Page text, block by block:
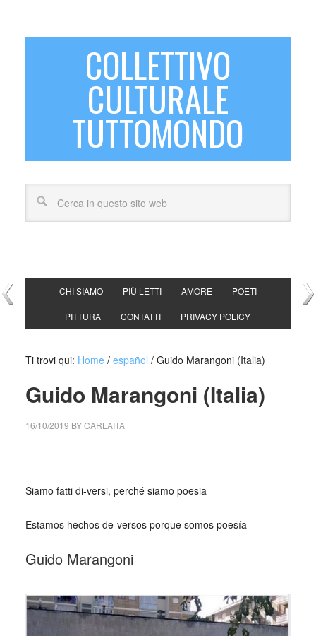
COLLETTIVO
CULTURALE
TUTTOMONDO
CHI SIAMO PIÙ LETTI AMORE POETI
PITTURA CONTATTI PRIVACY POLICY
Ti trovi qui: Home / español /Guido Marangoni (Italia)
Guido Marangoni (Italia)
16/10/2019 BYCARLAITA
Siamo fatti di‑versi, perché siamo poesia
Estamos hechos de-versos porque somos poesía
Guido Marangoni